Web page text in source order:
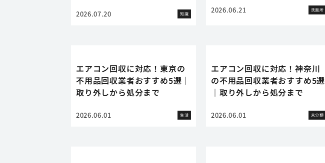
2026.07.20 知識 2026.06.21 洗面所
エアコン回収に対応！東京の
不用品回収業者おすすめ5選｜
取り外しから処分まで
2026.06.01 生活
エアコン回収に対応！神奈川
の不用品回収業者おすすめ5選
｜取り外しから処分まで
2026.06.01 未分類